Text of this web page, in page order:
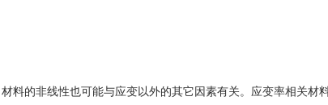
材料的非线性也可能与应变以外的其它因素有关。应变率相关